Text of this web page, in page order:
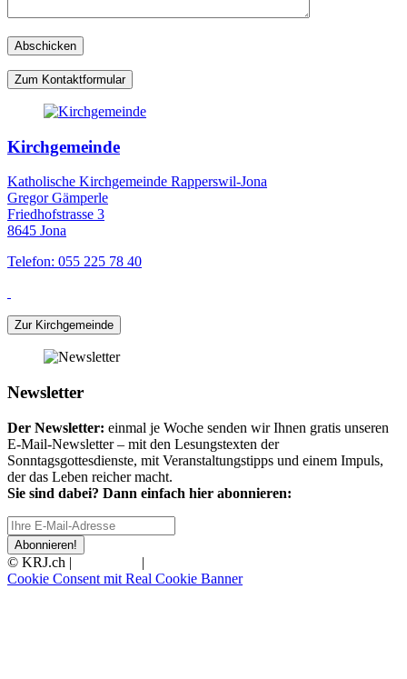
Zum Kontaktformular
Kirchgemeinde
Katholische Kirchgemeinde Rapperswil-Jona
Gregor Gämperle
Friedhofstrasse 3
8645 Jona
Telefon: 055 225 78 40
Zur Kirchgemeinde
Newsletter
Der Newsletter: einmal je Woche senden wir Ihnen gratis unseren
E-Mail-Newsletter – mit den Lesungstexten der
Sonntagsgottesdienste, mit Veranstaltungstipps und einem Impuls,
der das Leben reicher macht.
Sie sind dabei? Dann einfach hier abonnieren:
Abonnieren!
© KRJ.ch | |
Cookie Consent mit Real Cookie Banner